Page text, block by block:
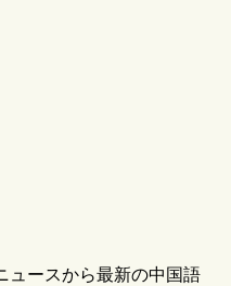
ュースから最新の中国語